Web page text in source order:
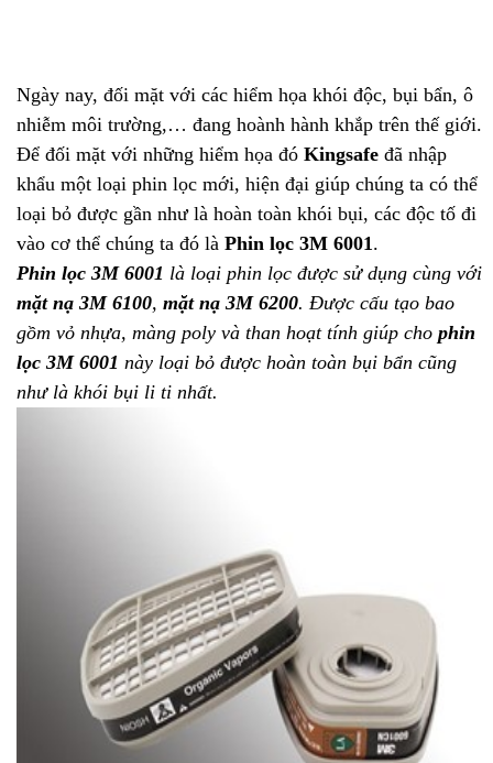
Ngày nay, đối mặt với các hiểm họa khói độc, bụi bẩn, ô
nhiễm môi trường,… đang hoành hành khắp trên thế giới.
Để đối mặt với những hiểm họa đó Kingsafe đã nhập
khẩu một loại phin lọc mới, hiện đại giúp chúng ta có thể
loại bỏ được gần như là hoàn toàn khói bụi, các độc tố đi
vào cơ thể chúng ta đó là Phin lọc 3M 6001 .
Phin lọc 3M 6001 là loại phin lọc được sử dụng cùng với
mặt nạ 3M 6100, mặt nạ 3M 6200. Được cấu tạo bao
gồm vỏ nhựa, màng poly và than hoạt tính giúp cho phin
lọc 3M 6001 này loại bỏ được hoàn toàn bụi bẩn cũng
như là khói bụi li ti nhất.